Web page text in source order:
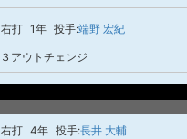
右打 1年 投手:端野 宏紀
３アウトチェンジ
右打 4年 投手:長井 大輔